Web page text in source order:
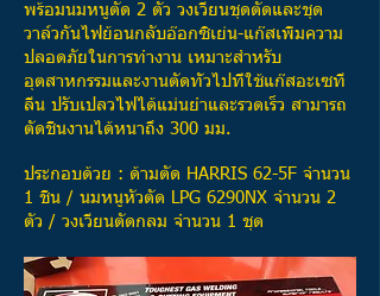
พร้อมนมหนูตัด 2 ตัว วงเวียนชุดตัดและชุด
วาล์วกันไฟย้อนกลับอ๊อกซิเย่น-แก๊สเพิ่มความ
ปลอดภัยในการทำงาน เหมาะสำหรับ
อุตสาหกรรมและงานตัดทั่วไปที่ใช้แก๊สอะเซที
ลีน ปรับเปลวไฟได้แม่นยำและรวดเร็ว สามารถ
ตัดชิ้นงานได้หนาถึง 300 มม.
ประกอบด้วย : ด้ามตัด HARRIS 62-5F จำนวน
1 ชิ้น / นมหนูหัวตัด LPG 6290NX จำนวน 2
ตัว / วงเวียนตัดกลม จำนวน 1 ชุด​